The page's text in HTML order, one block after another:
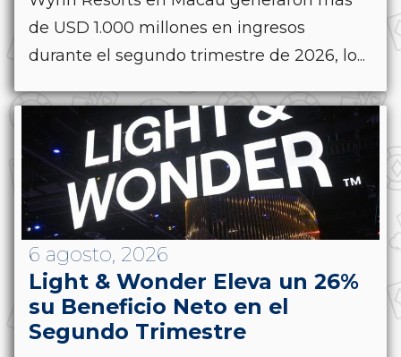
de USD 1.000 millones en ingresos
durante el segundo trimestre de 2026, lo...
6 agosto, 2026
Light & Wonder Eleva un 26%
su Beneficio Neto en el
Segundo Trimestre